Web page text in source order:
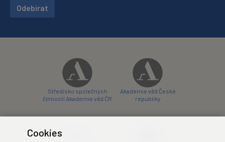
Odebírat
Středisko společných
činností Akademie věd ČR
Akademie věd České
republiky
Cookies